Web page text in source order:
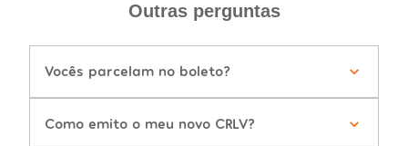
Outras perguntas
Vocês parcelam no boleto?
Como emito o meu novo CRLV?